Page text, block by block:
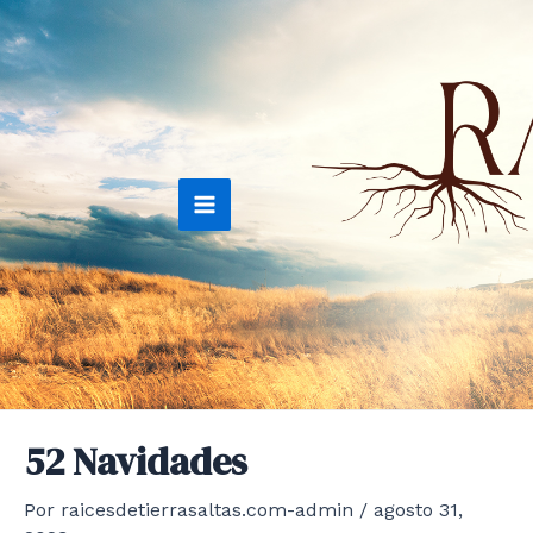
Ir
al
contenido
Main
Menu
52 Navidades
Por raicesdetierrasaltas.com-admin / agosto 31,